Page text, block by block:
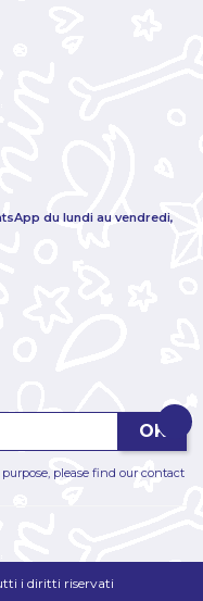
du lundi au vendredi,
please find our contact
i diritti riservati